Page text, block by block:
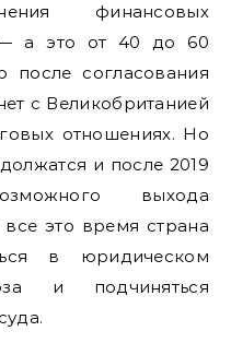
финансовых
— а это от 40 до 60
после согласования
с Великобританией
отношениях. Но
и после 2019
выхода
это время страна
в юридическом
и подчиняться